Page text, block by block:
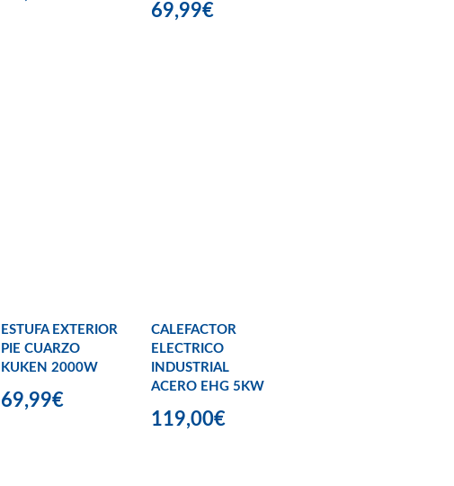
69,99€
ESTUFA EXTERIOR
PIE CUARZO
KUKEN 2000W
69,99€
CALEFACTOR
ELECTRICO
INDUSTRIAL
ACERO EHG 5KW
119,00€